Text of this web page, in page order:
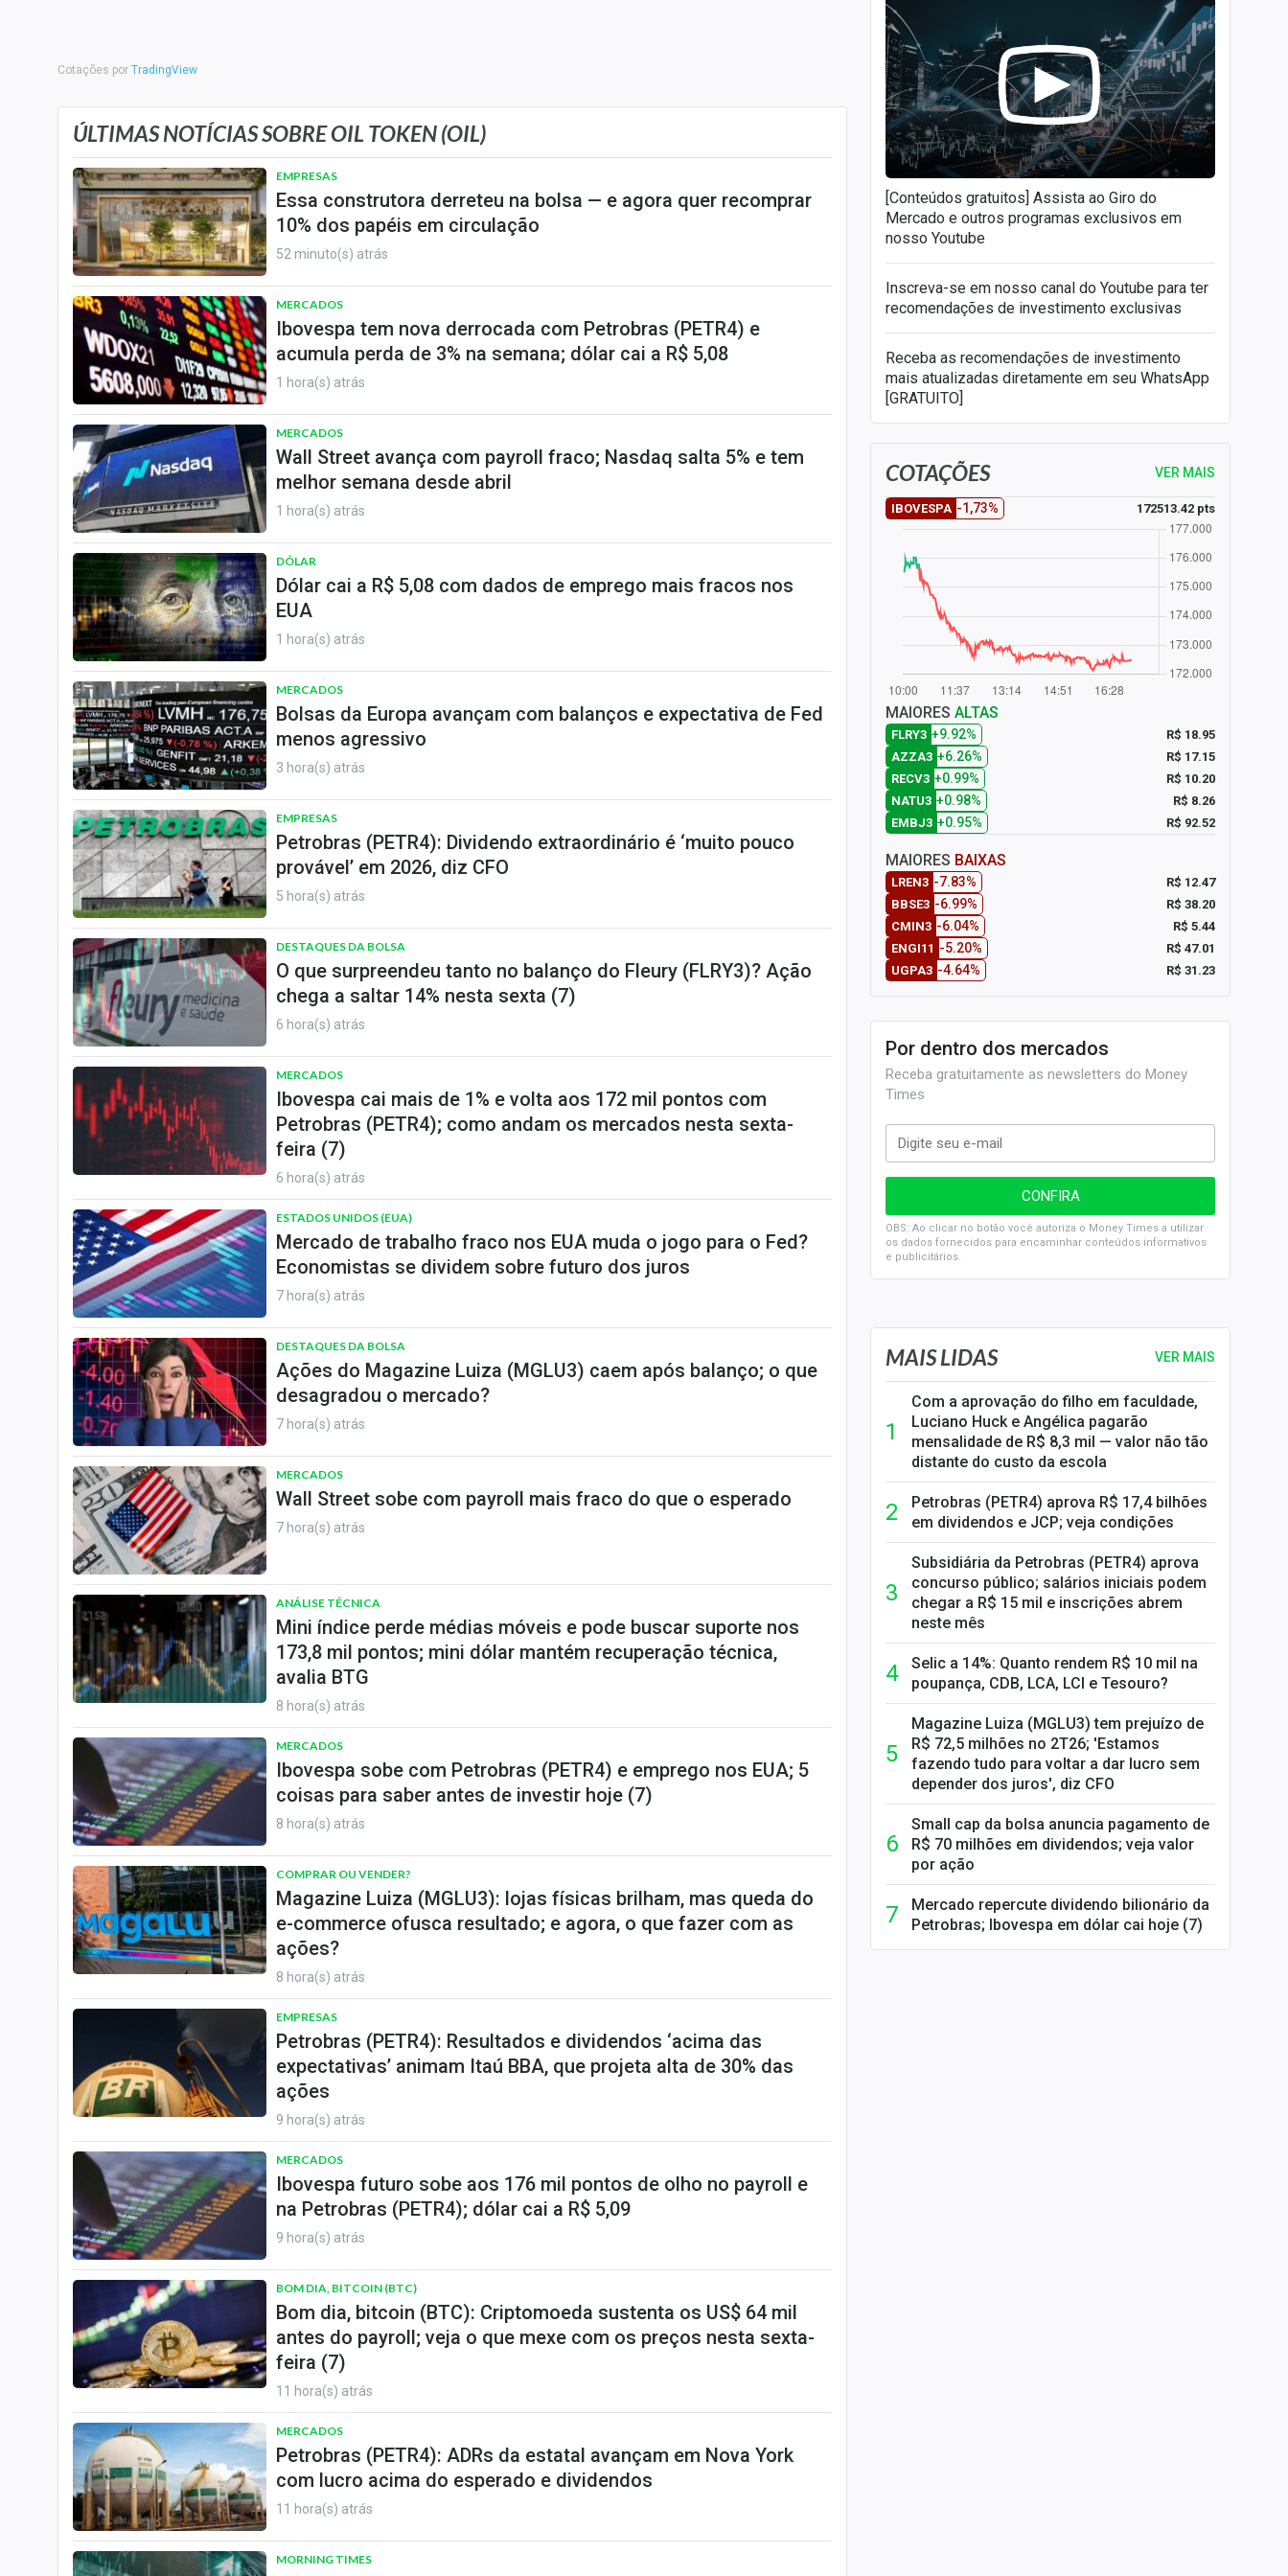
Tecnologia
Expediente
Cotações por TradingView
ÚLTIMAS NOTÍCIAS SOBRE OIL TOKEN (OIL)
EMPRESAS
Essa construtora derreteu na bolsa — e agora quer recomprar
10% dos papéis em circulação
52 minuto(s) atrás
MERCADOS
Ibovespa tem nova derrocada com Petrobras (PETR4) e
acumula perda de 3% na semana; dólar cai a R$ 5,08
1 hora(s) atrás
MERCADOS
Wall Street avança com payroll fraco; Nasdaq salta 5% e tem
melhor semana desde abril
1 hora(s) atrás
DÓLAR
Dólar cai a R$ 5,08 com dados de emprego mais fracos nos
EUA
1 hora(s) atrás
MERCADOS
Bolsas da Europa avançam com balanços e expectativa de Fed
menos agressivo
3 hora(s) atrás
EMPRESAS
Petrobras (PETR4): Dividendo extraordinário é ‘muito pouco
provável’ em 2026, diz CFO
5 hora(s) atrás
DESTAQUES DA BOLSA
O que surpreendeu tanto no balanço do Fleury (FLRY3)? Ação
chega a saltar 14% nesta sexta (7)
6 hora(s) atrás
MERCADOS
Ibovespa cai mais de 1% e volta aos 172 mil pontos com
Petrobras (PETR4); como andam os mercados nesta sexta-
feira (7)
6 hora(s) atrás
ESTADOS UNIDOS (EUA)
Mercado de trabalho fraco nos EUA muda o jogo para o Fed?
Economistas se dividem sobre futuro dos juros
7 hora(s) atrás
DESTAQUES DA BOLSA
Ações do Magazine Luiza (MGLU3) caem após balanço; o que
desagradou o mercado?
7 hora(s) atrás
MERCADOS
Wall Street sobe com payroll mais fraco do que o esperado
7 hora(s) atrás
ANÁLISE TÉCNICA
Mini índice perde médias móveis e pode buscar suporte nos
173,8 mil pontos; mini dólar mantém recuperação técnica,
avalia BTG
8 hora(s) atrás
MERCADOS
Ibovespa sobe com Petrobras (PETR4) e emprego nos EUA; 5
coisas para saber antes de investir hoje (7)
8 hora(s) atrás
COMPRAR OU VENDER?
Magazine Luiza (MGLU3): lojas físicas brilham, mas queda do
e-commerce ofusca resultado; e agora, o que fazer com as
ações?
8 hora(s) atrás
EMPRESAS
Petrobras (PETR4): Resultados e dividendos ‘acima das
expectativas’ animam Itaú BBA, que projeta alta de 30% das
ações
9 hora(s) atrás
MERCADOS
Ibovespa futuro sobe aos 176 mil pontos de olho no payroll e
na Petrobras (PETR4); dólar cai a R$ 5,09
9 hora(s) atrás
BOM DIA, BITCOIN (BTC)
Bom dia, bitcoin (BTC): Criptomoeda sustenta os US$ 64 mil
antes do payroll; veja o que mexe com os preços nesta sexta-
feira (7)
11 hora(s) atrás
MERCADOS
Petrobras (PETR4): ADRs da estatal avançam em Nova York
com lucro acima do esperado e dividendos
11 hora(s) atrás
MORNING TIMES
[Conteúdos gratuitos] Assista ao Giro do
Mercado e outros programas exclusivos em
nosso Youtube
Inscreva-se em nosso canal do Youtube para ter
recomendações de investimento exclusivas
Receba as recomendações de investimento
mais atualizadas diretamente em seu WhatsApp
[GRATUITO]
COTAÇÕES VER MAIS
IBOVESPA -1,73% 172513.42 pts
MAIORES ALTAS
FLRY3 +9.92%
R$ 18.95
AZZA3 +6.26%
R$ 17.15
RECV3 +0.99%
R$ 10.20
NATU3 +0.98%
R$ 8.26
EMBJ3 +0.95% R$ 92.52
MAIORES BAIXAS
LREN3 -7.83%
R$ 12.47
BBSE3 -6.99%
R$ 38.20
CMIN3 -6.04%
R$ 5.44
ENGI11 -5.20%
R$ 47.01
UGPA3 -4.64% R$ 31.23
Por dentro dos mercados
Receba gratuitamente as newsletters do Money
Times
OBS: Ao clicar no botão você autoriza o Money Times a utilizar
os dados fornecidos para encaminhar conteúdos informativos
e publicitários.
SELIC em 14%: A repercussão da decisão sobre os JUROS
MAIS LIDAS VER MAIS
Com a aprovação do filho em faculdade,
Luciano Huck e Angélica pagarão
mensalidade de R$ 8,3 mil — valor não tão
distante do custo da escola
Petrobras (PETR4) aprova R$ 17,4 bilhões
em dividendos e JCP; veja condições
Subsidiária da Petrobras (PETR4) aprova
concurso público; salários iniciais podem
chegar a R$ 15 mil e inscrições abrem
neste mês
Selic a 14%: Quanto rendem R$ 10 mil na
poupança, CDB, LCA, LCI e Tesouro?
Magazine Luiza (MGLU3) tem prejuízo de
R$ 72,5 milhões no 2T26; 'Estamos
fazendo tudo para voltar a dar lucro sem
depender dos juros', diz CFO
Small cap da bolsa anuncia pagamento de
R$ 70 milhões em dividendos; veja valor
por ação
Mercado repercute dividendo bilionário da
Petrobras; Ibovespa em dólar cai hoje (7)